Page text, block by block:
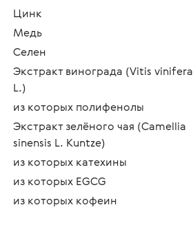
Цинк
Медь
Селен
Экстракт винограда (Vitis vinifera
L.)
из которых полифенолы
Экстракт зелёного чая (Camellia
sinensis L. Kuntze)
из которых катехины
из которых EGCG
из которых кофеин